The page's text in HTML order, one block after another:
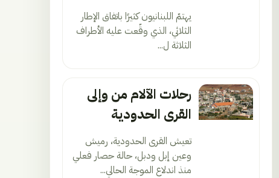
يهتمّ اللبنانيون كثيرًا باتفاق الإطار
الثلاثي، الذي وقّعت عليه الأطراف
الثلاثة ل...
رحلات الآلام من وإلى
القرى الحدودية
تعيش القرى الحدودية، رميش
وعين إبل ودبل، حالة حصار فعلي
منذ اندلاع الموجة الحالي...